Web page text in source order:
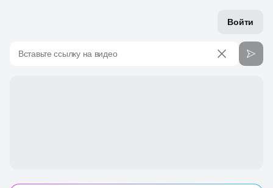
Войти
Вставьте ссылку на видео